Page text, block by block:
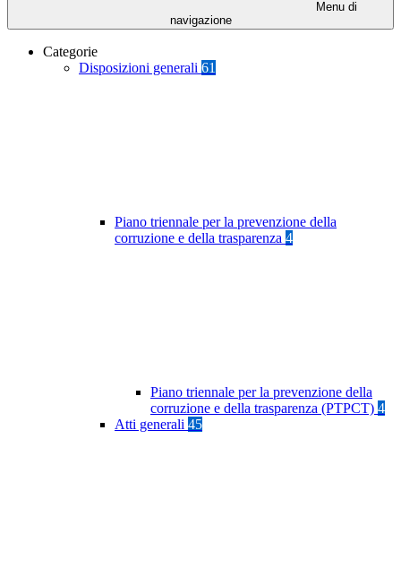
Menu di
navigazione
Categorie
Disposizioni generali 61
Piano triennale per la prevenzione della
corruzione e della trasparenza 4
Piano triennale per la prevenzione della
corruzione e della trasparenza (PTPCT) 4
Atti generali 45